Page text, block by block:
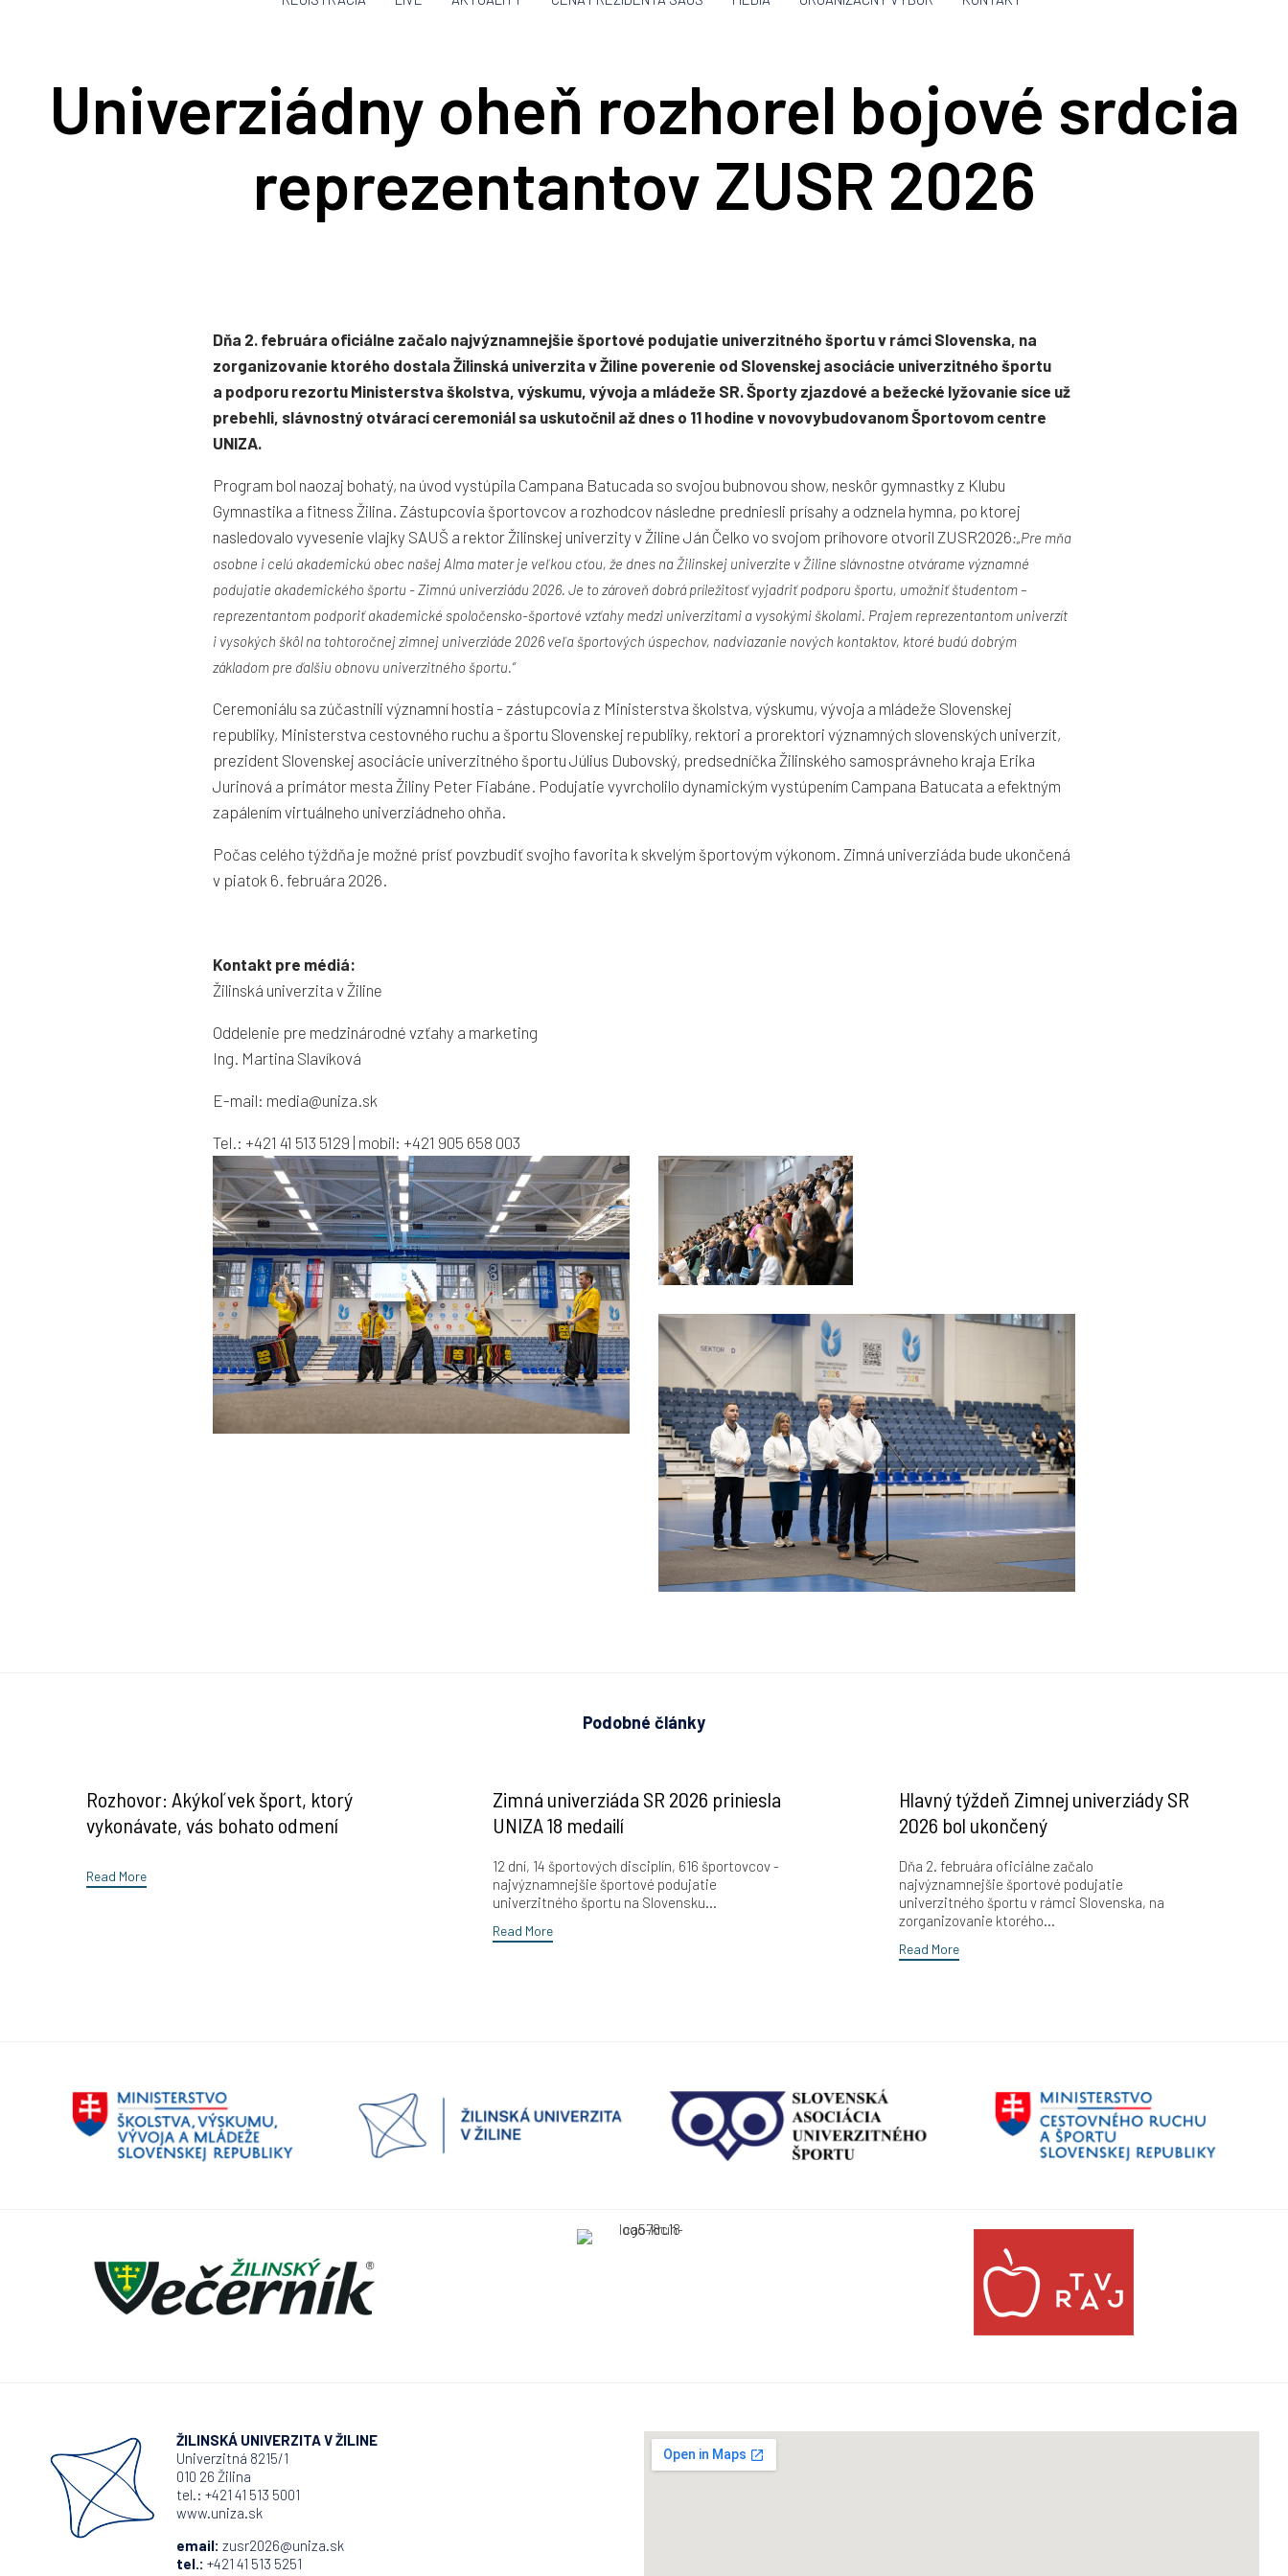
Univerziádny oheň rozhorel bojové srdcia
reprezentantov ZUSR 2026
Dňa 2. februára oficiálne začalo najvýznamnejšie športové podujatie univerzitného športu v rámci Slovenska, na
zorganizovanie ktorého dostala Žilinská univerzita v Žiline poverenie od Slovenskej asociácie univerzitného športu
a podporu rezortu Ministerstva školstva, výskumu, vývoja a mládeže SR. Športy zjazdové a bežecké lyžovanie síce už
prebehli, slávnostný otvárací ceremoniál sa uskutočnil až dnes o 11 hodine v novovybudovanom Športovom centre
UNIZA.
Program bol naozaj bohatý, na úvod vystúpila Campana Batucada so svojou bubnovou show, neskôr gymnastky z Klubu
Gymnastika a fitness Žilina. Zástupcovia športovcov a rozhodcov následne predniesli prísahy a odznela hymna, po ktorej
nasledovalo vyvesenie vlajky SAUŠ a rektor Žilinskej univerzity v Žiline Ján Čelko vo svojom príhovore otvoril ZUSR2026:„Pre mňa
osobne i celú akademickú obec našej Alma mater je veľkou cťou, že dnes na Žilinskej univerzite v Žiline slávnostne otvárame významné
podujatie akademického športu - Zimnú univerziádu 2026. Je to zároveň dobrá príležitosť vyjadriť podporu športu, umožniť študentom –
reprezentantom podporiť akademické spoločensko-športové vzťahy medzi univerzitami a vysokými školami. Prajem reprezentantom univerzít
i vysokých škôl na tohtoročnej zimnej univerziáde 2026 veľa športových úspechov, nadviazanie nových kontaktov, ktoré budú dobrým
základom pre ďalšiu obnovu univerzitného športu.“
Ceremoniálu sa zúčastnili významní hostia - zástupcovia z Ministerstva školstva, výskumu, vývoja a mládeže Slovenskej
republiky, Ministerstva cestovného ruchu a športu Slovenskej republiky, rektori a prorektori významných slovenských univerzít,
prezident Slovenskej asociácie univerzitného športu Július Dubovský, predsedníčka Žilinského samosprávneho kraja Erika
Jurinová a primátor mesta Žiliny Peter Fiabáne. Podujatie vyvrcholilo dynamickým vystúpením Campana Batucata a efektným
zapálením virtuálneho univerziádneho ohňa.
Počas celého týždňa je možné prísť povzbudiť svojho favorita k skvelým športovým výkonom. Zimná univerziáda bude ukončená
v piatok 6. februára 2026.
Kontakt pre médiá:
Žilinská univerzita v Žiline
Oddelenie pre medzinárodné vzťahy a marketing
Ing. Martina Slavíková
E-mail: media@uniza.sk
Tel.: +421 41 513 5129 | mobil: +421 905 658 003
Podobné články
Rozhovor: Akýkoľvek šport, ktorý
vykonávate, vás bohato odmení
Read More
Zimná univerziáda SR 2026 priniesla
UNIZA 18 medailí
12 dní, 14 športových disciplín, 616 športovcov -
najvýznamnejšie športové podujatie
univerzitného športu na Slovensku...
Read More
Hlavný týždeň Zimnej univerziády SR
2026 bol ukončený
Dňa 2. februára oficiálne začalo
najvýznamnejšie športové podujatie
univerzitného športu v rámci Slovenska, na
zorganizovanie ktorého...
Read More
ŽILINSKÁ UNIVERZITA V ŽILINE
Univerzitná 8215/1
010 26 Žilina
tel.: +421 41 513 5001
www.uniza.sk
email: zusr2026@uniza.sk
tel.: +421 41 513 5251